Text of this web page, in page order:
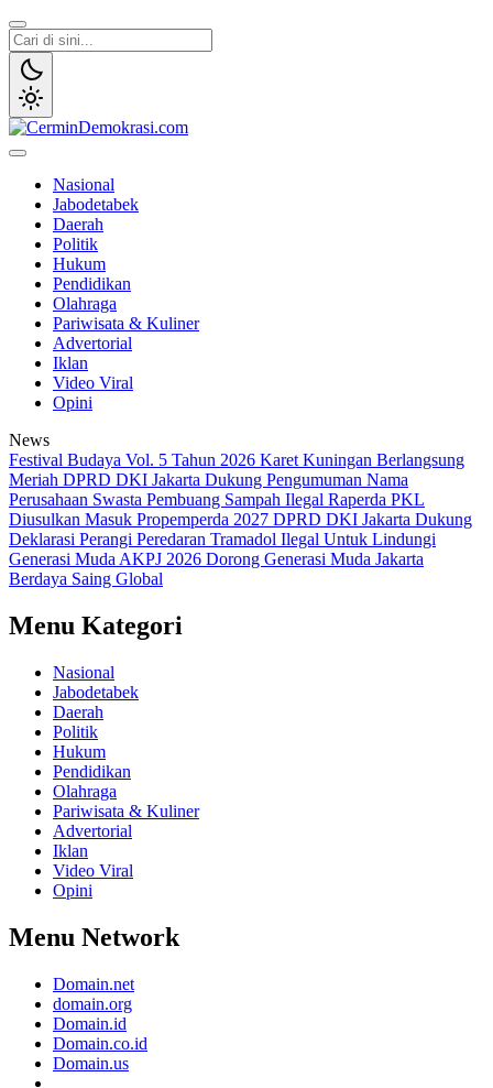
Lewati
ke
konten
Nasional
Jabodetabek
Daerah
Politik
Hukum
Pendidikan
Olahraga
Pariwisata & Kuliner
Advertorial
Iklan
Video Viral
Opini
News
Festival Budaya Vol. 5 Tahun 2026 Karet Kuningan Berlangsung
Meriah DPRD DKI Jakarta Dukung Pengumuman Nama
Perusahaan Swasta Pembuang Sampah Ilegal Raperda PKL
Diusulkan Masuk Propemperda 2027 DPRD DKI Jakarta Dukung
Deklarasi Perangi Peredaran Tramadol Ilegal Untuk Lindungi
Generasi Muda AKPJ 2026 Dorong Generasi Muda Jakarta
Berdaya Saing Global
Menu Kategori
Nasional
Jabodetabek
Daerah
Politik
Hukum
Pendidikan
Olahraga
Pariwisata & Kuliner
Advertorial
Iklan
Video Viral
Opini
Menu Network
Domain.net
domain.org
Domain.id
Domain.co.id
Domain.us